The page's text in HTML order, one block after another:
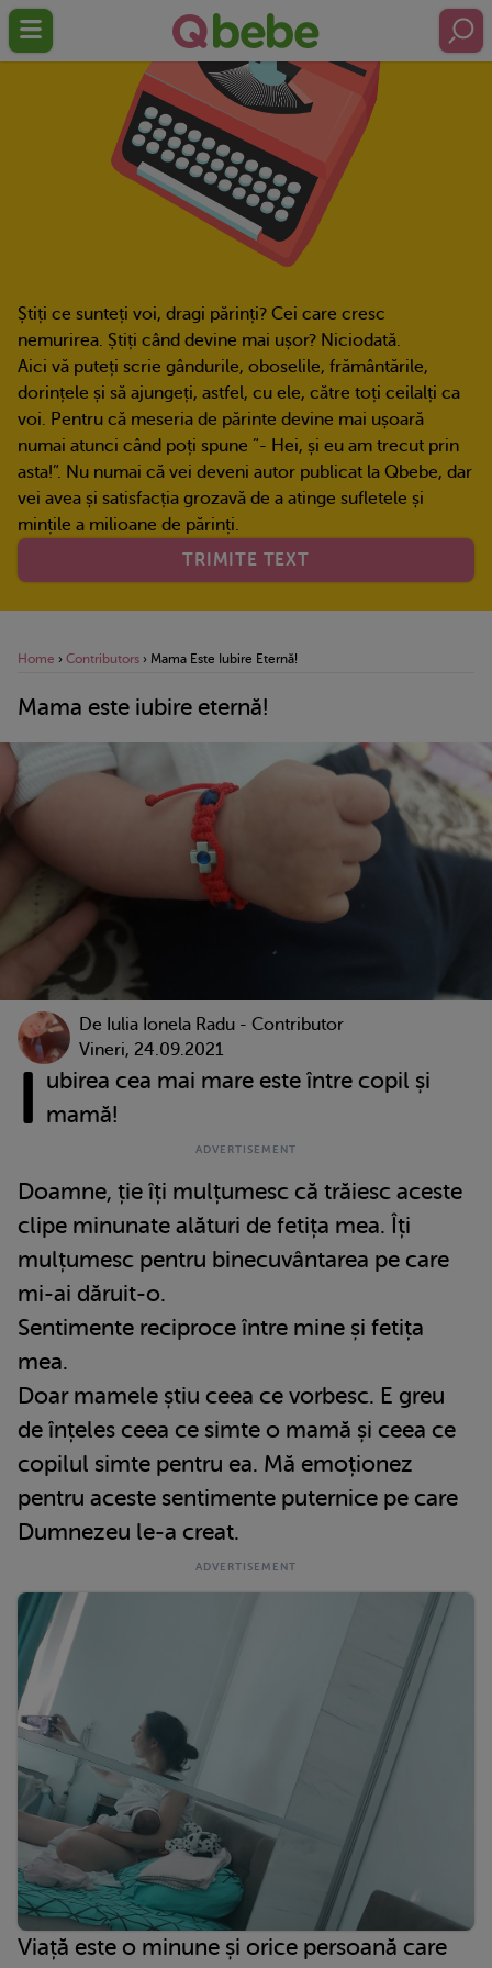
Știți ce sunteți voi, dragi părinți? Cei care cresc
nemurirea. Știți când devine mai ușor? Niciodată.
Aici vă puteți scrie gândurile, oboselile, frământările,
dorințele și să ajungeți, astfel, cu ele, către toți ceilalți ca
voi. Pentru că meseria de părinte devine mai ușoară
numai atunci când poți spune ”- Hei, și eu am trecut prin
asta!”. Nu numai că vei deveni autor publicat la Qbebe, dar
vei avea și satisfacția grozavă de a atinge sufletele și
mințile a milioane de părinți.
TRIMITE TEXT
Home › Contributors › Mama Este Iubire Eternă!
Mama este iubire eternă!
De Iulia Ionela Radu - Contributor
Vineri, 24.09.2021
I ubirea cea mai mare este între copil și
mamă!
Doamne, ție îți mulțumesc că trăiesc aceste
clipe minunate alături de fetița mea. Îți
mulțumesc pentru binecuvântarea pe care
mi-ai dăruit-o.
Sentimente reciproce între mine și fetița
mea.
Doar mamele știu ceea ce vorbesc. E greu
de înțeles ceea ce simte o mamă și ceea ce
copilul simte pentru ea. Mă emoționez
pentru aceste sentimente puternice pe care
Dumnezeu le-a creat.
Viață este o minune și orice persoană care